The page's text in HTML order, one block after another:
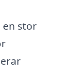
en stor